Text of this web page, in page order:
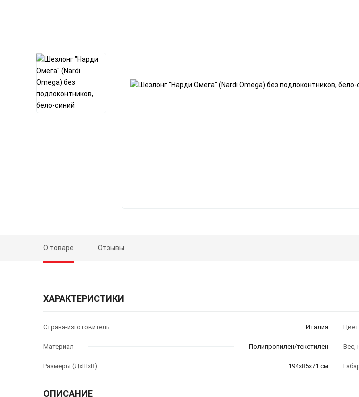
О товаре Отзывы
ХАРАКТЕРИСТИКИ
Страна-изготовитель Италия
Материал Полипропилен/текстилен
Размеры (ДхШхВ) 194х85х71 см
Цвет
Вес,
ОПИСАНИЕ